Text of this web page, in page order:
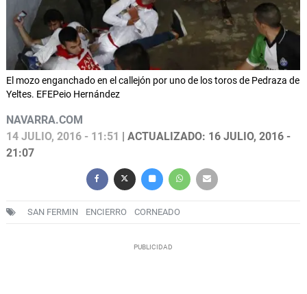
El mozo enganchado en el callejón por uno de los toros de Pedraza de
Yeltes. EFEPeio Hernández
NAVARRA.COM
14 JULIO, 2016 - 11:51 | ACTUALIZADO: 16 JULIO, 2016 -
21:07
SAN FERMIN ENCIERRO CORNEADO